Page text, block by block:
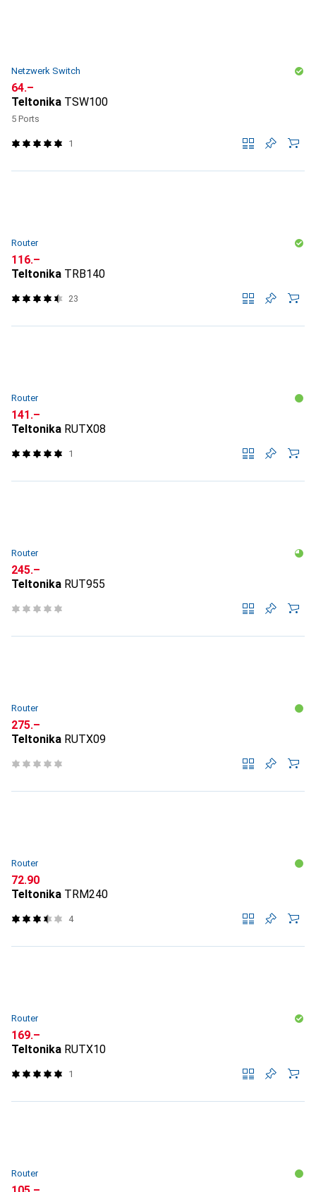
Netzwerk Switch
CHF
64.–
Teltonika TSW100
5 Ports
1
Router
CHF
116.–
Teltonika TRB140
23
Router
CHF
141.–
Teltonika RUTX08
1
Router
CHF
245.–
Teltonika RUT955
Router
CHF
275.–
Teltonika RUTX09
Router
CHF
72.90
Teltonika TRM240
4
Router
CHF
169.–
Teltonika RUTX10
1
Router